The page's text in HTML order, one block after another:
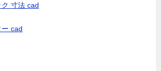
寸法 cad
cad